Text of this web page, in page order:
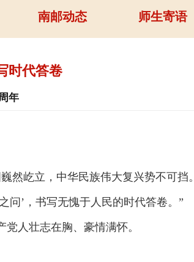
南邮动态 师生寄语
时代答卷
年
屹立，中华民族伟大复兴势不可挡。
’，书写无愧于人民的时代答卷。”
人壮志在胸、豪情满怀。